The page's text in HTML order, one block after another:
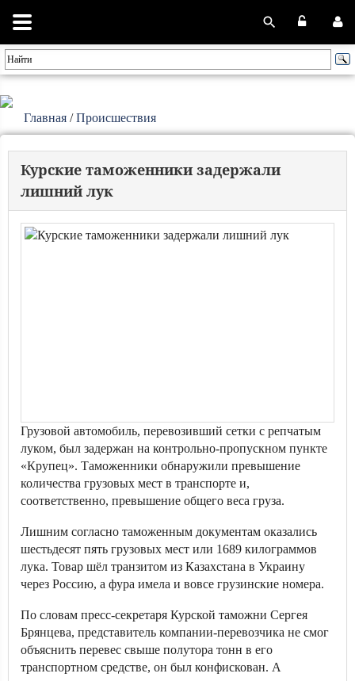
Главная /Происшествия
Курские таможенники задержали
лишний лук
Грузовой автомобиль, перевозивший сетки с репчатым
луком, был задержан на контрольно-пропускном пункте
«Крупец». Таможенники обнаружили превышение
количества грузовых мест в транспорте и,
соответственно, превышение общего веса груза.
Лишним согласно таможенным документам оказались
шестьдесят пять грузовых мест или 1689 килограммов
лука. Товар шёл транзитом из Казахстана в Украину
через Россию, а фура имела и вовсе грузинские номера.
По словам пресс-секретаря Курской таможни Сергея
Брянцева, представитель компании-перевозчика не смог
объяснить перевес свыше полутора тонн в его
транспортном средстве, он был конфискован. А